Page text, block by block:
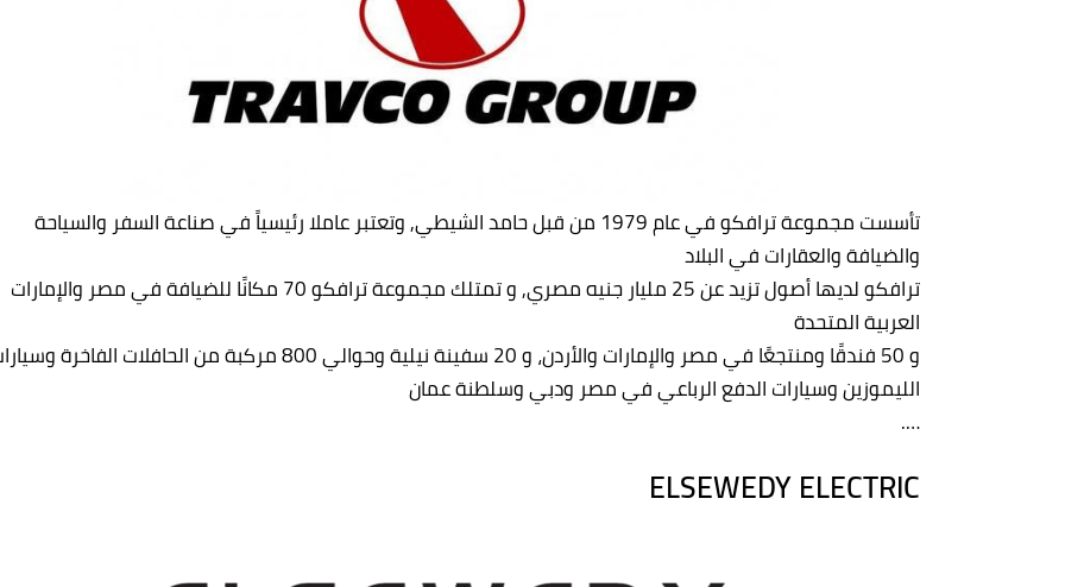
تأسست مجموعة ترافكو في عام 1979 من قبل حامد الشيطي, وتعتبر عاملا رئيسياً في صناعة السفر والسياحة
والضيافة والعقارات في البلاد
ترافكو لديها أصول تزيد عن 25 مليار جنيه مصري, و تمتلك مجموعة ترافكو 70 مكانًا للضيافة في مصر والإمارات
العربية المتحدة
و 50 فندقًا ومنتجعًا في مصر والإمارات والأردن، و 20 سفينة نيلية وحوالي 800 مركبة من الحافلات الفاخرة
الليموزين وسيارات الدفع الرباعي في مصر ودبي وسلطنة عمان
….
ELSEWEDY ELECTRIC